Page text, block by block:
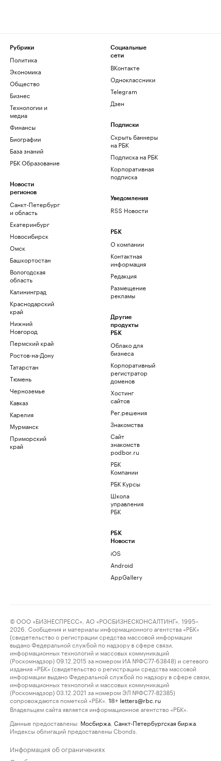
Рубрики
Политика
Экономика
Общество
Бизнес
Технологии и
медиа
Финансы
Биографии
База знаний
РБК Образование
Новости
регионов
Санкт-Петербург
и область
Екатеринбург
Новосибирск
Омск
Башкортостан
Вологодская
область
Калининград
Краснодарский
край
Нижний
Новгород
Пермский край
Ростов-на-Дону
Татарстан
Тюмень
Черноземье
Кавказ
Карелия
Мурманск
Приморский
край
Социальные
сети
ВКонтакте
Одноклассники
Telegram
Дзен
Подписки
Скрыть баннеры
на РБК
Подписка на РБК
Корпоративная
подписка
Уведомления
RSS Новости
РБК
О компании
Контактная
информация
Редакция
Размещение
рекламы
Другие
продукты
РБК
Облако для
бизнеса
Корпоративный
регистратор
доменов
Хостинг
сайтов
Рег.решения
Знакомства
Сайт
знакомств
podbor.ru
РБК
Компании
РБК Курсы
Школа
управления
РБК
РБК
Новости
iOS
Android
AppGallery
© ООО «БИЗНЕСПРЕСС», АО «РОСБИЗНЕСКОНСАЛТИНГ», 1995–
2026. Сообщения и материалы информационного агентства «РБК»
(свидетельство о регистрации средства массовой информации
выдано Федеральной службой по надзору в сфере связи,
информационных технологий и массовых коммуникаций
(Роскомнадзор) 09.12.2015 за номером ИА №ФС77-63848) и сетевого
издания «РБК» (свидетельство о регистрации средства массовой
информации выдано Федеральной службой по надзору в сфере связи,
информационных технологий и массовых коммуникаций
(Роскомнадзор) 03.12.2021 за номером ЭЛ №ФС77-82385)
сопровождаются пометкой «РБК».
18+ letters@rbc.ru
Владельцем сайта является информационное агентство «РБК».
Данные предоставлены: Мосбиржа Санкт-Петербургская биржа
Индексы облигаций предоставлены Cbonds.
Информация об ограничениях